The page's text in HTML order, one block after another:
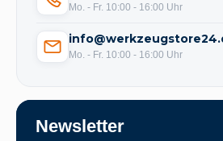
Mo. - Fr. 10:00 - 16:00 Uhr
Mo. - Fr. 10:00 - 16:00 Uhr
Newsletter